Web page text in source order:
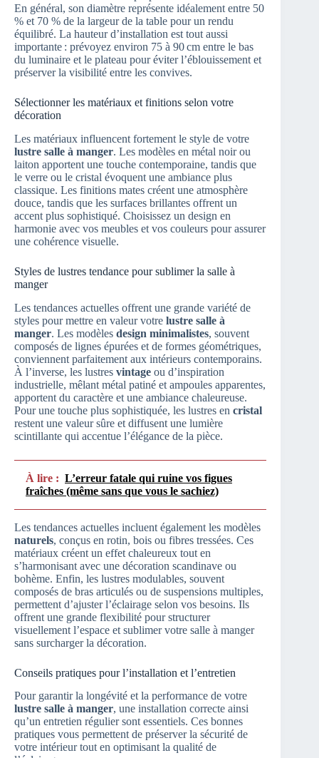
En général, son diamètre représente idéalement entre 50
% et 70 % de la largeur de la table pour un rendu
équilibré. La hauteur d’installation est tout aussi
importante : prévoyez environ 75 à 90 cm entre le bas
du luminaire et le plateau pour éviter l’éblouissement et
préserver la visibilité entre les convives.
Sélectionner les matériaux et finitions selon votre
décoration
Les matériaux influencent fortement le style de votre
lustre salle à manger. Les modèles en métal noir ou
laiton apportent une touche contemporaine, tandis que
le verre ou le cristal évoquent une ambiance plus
classique. Les finitions mates créent une atmosphère
douce, tandis que les surfaces brillantes offrent un
accent plus sophistiqué. Choisissez un design en
harmonie avec vos meubles et vos couleurs pour assurer
une cohérence visuelle.
Styles de lustres tendance pour sublimer la salle à
manger
Les tendances actuelles offrent une grande variété de
styles pour mettre en valeur votre lustre salle à
manger. Les modèles design minimalistes, souvent
composés de lignes épurées et de formes géométriques,
conviennent parfaitement aux intérieurs contemporains.
À l’inverse, les lustres vintage ou d’inspiration
industrielle, mêlant métal patiné et ampoules apparentes,
apportent du caractère et une ambiance chaleureuse.
Pour une touche plus sophistiquée, les lustres en cristal
restent une valeur sûre et diffusent une lumière
scintillante qui accentue l’élégance de la pièce.
À lire : L’erreur fatale qui ruine vos figues
fraîches (même sans que vous le sachiez)
Les tendances actuelles incluent également les modèles
naturels, conçus en rotin, bois ou fibres tressées. Ces
matériaux créent un effet chaleureux tout en
s’harmonisant avec une décoration scandinave ou
bohème. Enfin, les lustres modulables, souvent
composés de bras articulés ou de suspensions multiples,
permettent d’ajuster l’éclairage selon vos besoins. Ils
offrent une grande flexibilité pour structurer
visuellement l’espace et sublimer votre salle à manger
sans surcharger la décoration.
Conseils pratiques pour l’installation et l’entretien
Pour garantir la longévité et la performance de votre
lustre salle à manger, une installation correcte ainsi
qu’un entretien régulier sont essentiels. Ces bonnes
pratiques vous permettent de préserver la sécurité de
votre intérieur tout en optimisant la qualité de